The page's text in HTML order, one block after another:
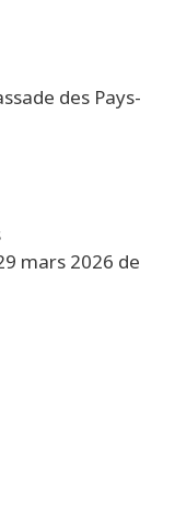
des Pays-
mars 2026 de